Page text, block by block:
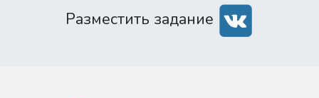
Разместить задание